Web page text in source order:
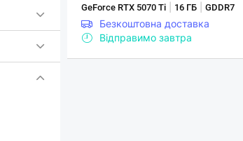
GeForce RTX 5070 Ti
16 ГБ GDDR7
Безкоштовна доставка
Відправимо завтра